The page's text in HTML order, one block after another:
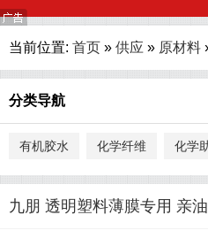
当前位置: 首页 » 供应 » 原材料
分类导航
有机胶水 化学纤维 化学
九朋 透明塑料薄膜专用 亲